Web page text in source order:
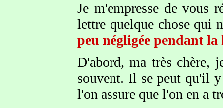
Je m'empresse de vous
lettre quelque chose qui
peu négligée pendant la
D'abord, ma très chère,
souvent. Il se peut qu'il y
l'on assure que l'on en a